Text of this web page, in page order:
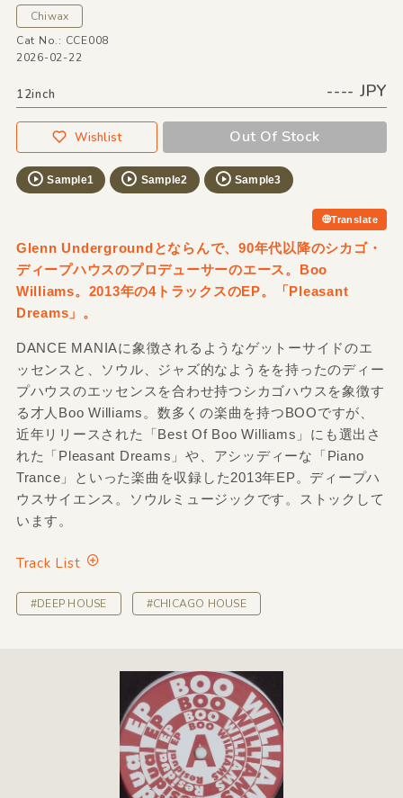
Chiwax
Cat No.: CCE008
2026-02-22
12inch ---- JPY
Wishlist Out Of Stock
Sample1 Sample2 Sample3
Translate
Glenn Undergroundとならんで、90年代以降のシカゴ・
ディープハウスのプロデューサーのエース。Boo
Williams。2013年の4トラックスのEP。「Pleasant
Dreams」。
DANCE MANIAに象徴されるようなゲットーサイドのエ
ッセンスと、ソウル、ジャズ的なようをを持ったのディー
プハウスのエッセンスを合わせ持つシカゴハウスを象徴す
る才人Boo Williams。数多くの楽曲を持つBOOですが、
近年リリースされた「Best Of Boo Williams」にも選出さ
れた「Pleasant Dreams」や、アシッディーな「Piano
Trance」といった楽曲を収録した2013年EP。ディープハ
ウスサイエンス。ソウルミュージックです。ストックして
います。
Track List
#DEEP HOUSE #CHICAGO HOUSE